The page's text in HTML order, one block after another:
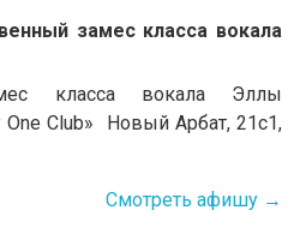
замес класса вокала
класса вокала Эллы
One Club» Новый Арбат, 21с1,
Смотреть афишу →